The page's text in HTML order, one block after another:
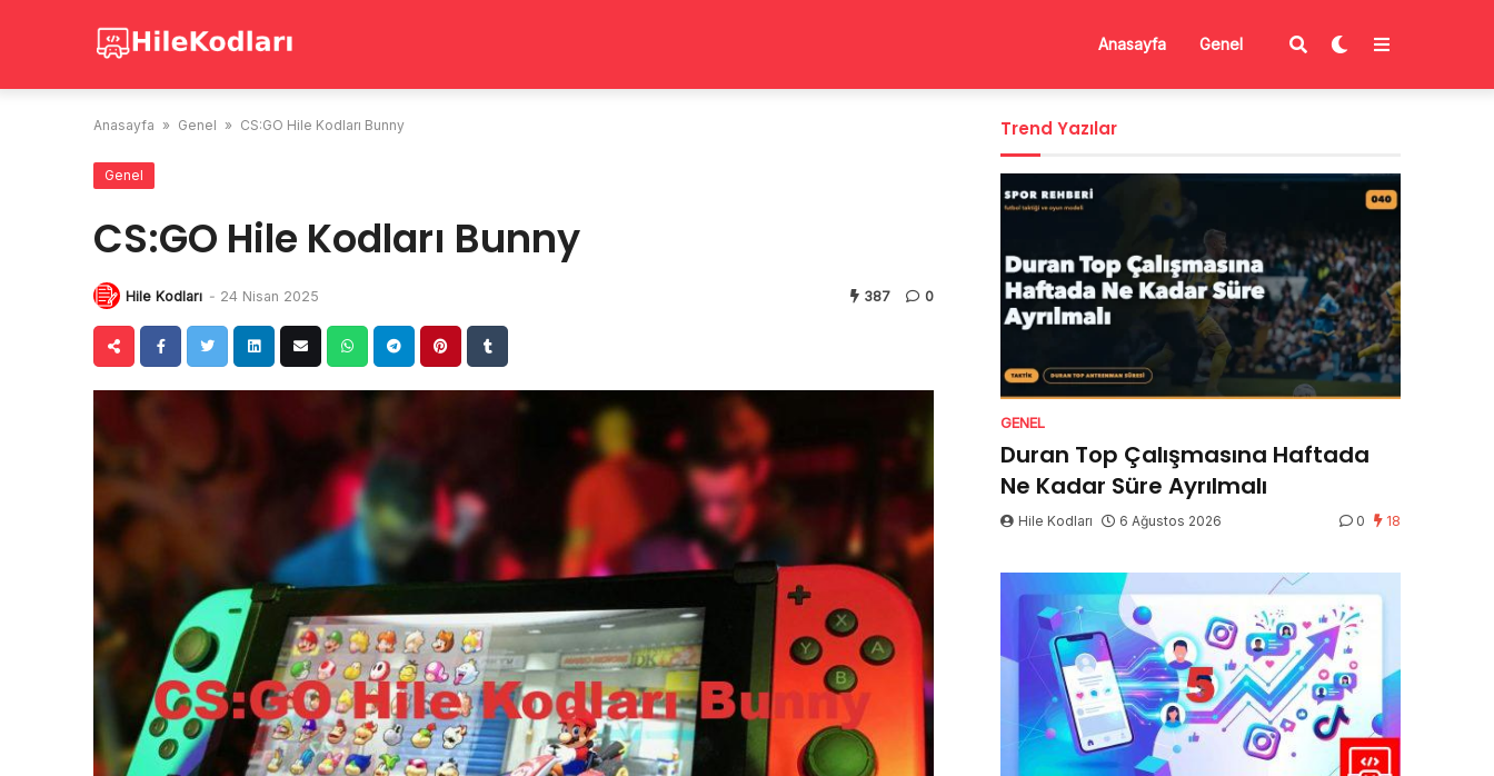
Anasayfa Genel
Anasayfa » Genel » CS:GO Hile Kodları Bunny
Genel
CS:GO Hile Kodları Bunny
Hile Kodları - 24 Nisan 2025 387 0
Trend Yazılar
GENEL
Duran Top Çalışmasına Haftada
Ne Kadar Süre Ayrılmalı
Hile Kodları 6 Ağustos 2026 0 18